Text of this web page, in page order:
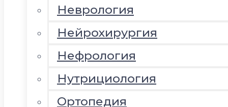
Неврология
Нейрохирургия
Нефрология
Нутрициология
Ортопедия